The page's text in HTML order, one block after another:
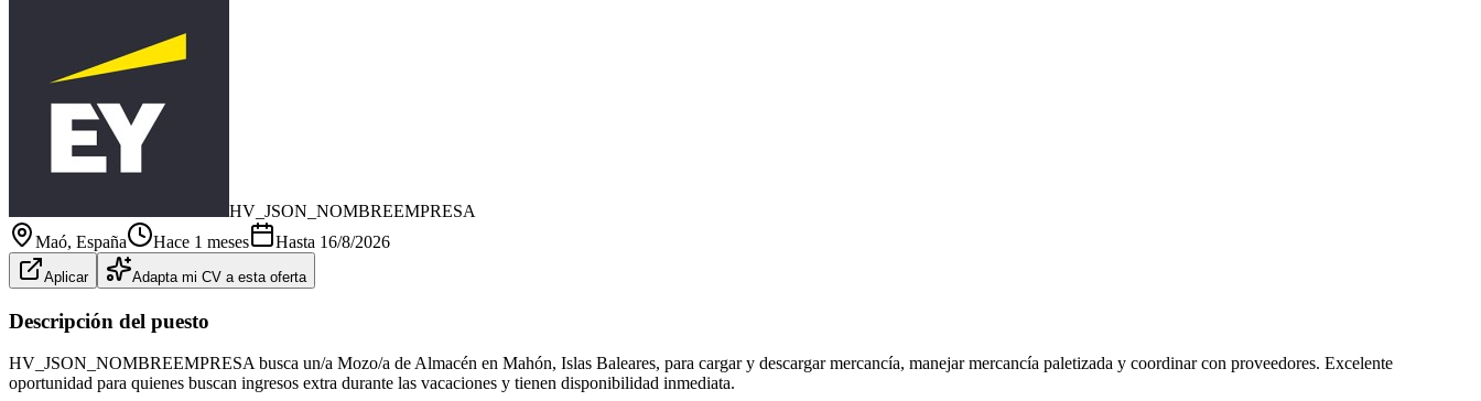
HV_JSON_NOMBREEMPRESA
Maó, España Hace 1 meses Hasta 16/8/2026
Aplicar Adapta mi CV a esta oferta
Descripción del puesto
HV_JSON_NOMBREEMPRESA busca un/a Mozo/a de Almacén en Mahón, Islas Baleares, para cargar y descargar mercancía, manejar mercancía paletizada y coordinar con proveedores. Excelente
oportunidad para quienes buscan ingresos extra durante las vacaciones y tienen disponibilidad inmediata.